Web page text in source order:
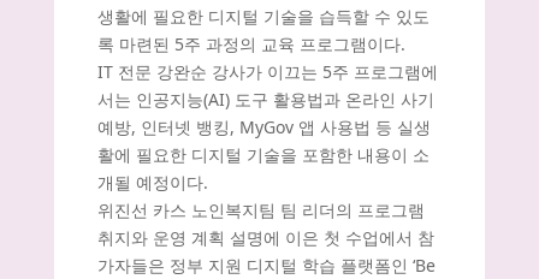
생활에 필요한 디지털 기술을 습득할 수 있도
록 마련된 5주 과정의 교육 프로그램이다.
IT 전문 강완순 강사가 이끄는 5주 프로그램에
서는 인공지능(AI) 도구 활용법과 온라인 사기
예방, 인터넷 뱅킹, MyGov 앱 사용법 등 실생
활에 필요한 디지털 기술을 포함한 내용이 소
개될 예정이다.
위진선 카스 노인복지팀 팀 리더의 프로그램
취지와 운영 계획 설명에 이은 첫 수업에서 참
가자들은 정부 지원 디지털 학습 플랫폼인 ‘Be